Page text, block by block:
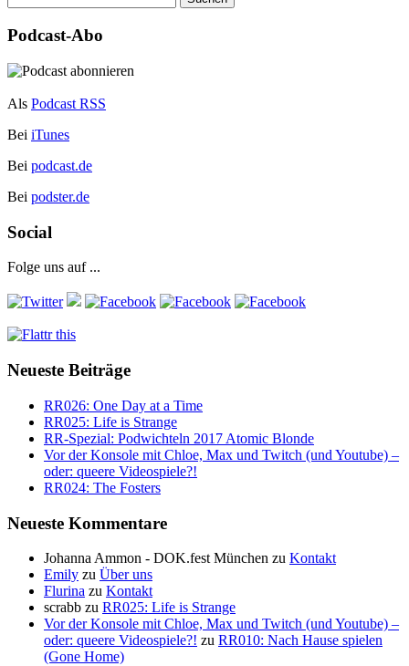
nach:
Podcast-Abo
Als Podcast RSS
Bei iTunes
Bei podcast.de
Bei podster.de
Social
Folge uns auf ...
Neueste Beiträge
RR026: One Day at a Time
RR025: Life is Strange
RR-Spezial: Podwichteln 2017 Atomic Blonde
Vor der Konsole mit Chloe, Max und Twitch (und Youtube) –
oder: queere Videospiele?!
RR024: The Fosters
Neueste Kommentare
Johanna Ammon - DOK.fest München zu Kontakt
Emily zu Über uns
Flurina zu Kontakt
scrabb zu RR025: Life is Strange
Vor der Konsole mit Chloe, Max und Twitch (und Youtube) –
oder: queere Videospiele?! zu RR010: Nach Hause spielen
(Gone Home)